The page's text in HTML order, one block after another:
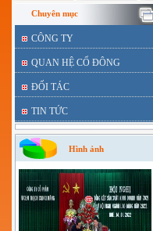
Chuyên mục
CÔNG TY
QUAN HỆ CỔ ĐÔNG
ĐỐI TÁC
TIN TỨC
Hình ảnh